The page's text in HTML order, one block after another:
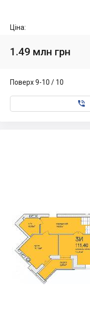
Ціна:
1.49 млн грн
Поверх 9-10 / 10
